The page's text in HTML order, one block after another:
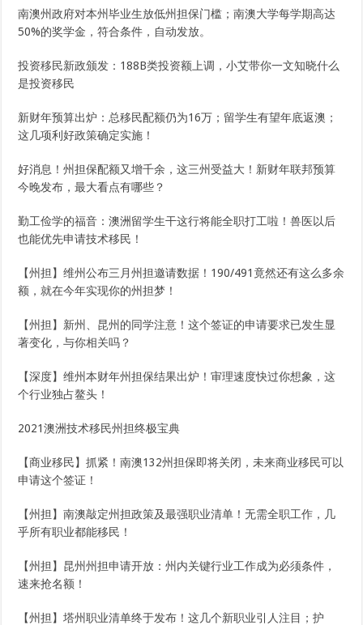
南澳州政府对本州毕业生放低州担保门槛；南澳大学每学期高达
50%的奖学金，符合条件，自动发放。
投资移民新政颁发：188B类投资额上调，小艾带你一文知晓什么
是投资移民
新财年预算出炉：总移民配额仍为16万；留学生有望年底返澳；
这几项利好政策确定实施！
好消息！州担保配额又增千余，这三州受益大！新财年联邦预算
今晚发布，最大看点有哪些？
勤工俭学的福音：澳洲留学生干这行将能全职打工啦！兽医以后
也能优先申请技术移民！
【州担】维州公布三月州担邀请数据！190/491竟然还有这么多余
额，就在今年实现你的州担梦！
【州担】新州、昆州的同学注意！这个签证的申请要求已发生显
著变化，与你相关吗？
【深度】维州本财年州担保结果出炉！审理速度快过你想象，这
个行业独占鳌头！
2021澳洲技术移民州担终极宝典
【商业移民】抓紧！南澳132州担保即将关闭，未来商业移民可以
申请这个签证！
【州担】南澳敲定州担政策及最强职业清单！无需全职工作，几
乎所有职业都能移民！
【州担】昆州州担申请开放：州内关键行业工作成为必须条件，
速来抢名额！
【州担】塔州职业清单终于发布！这几个新职业引人注目；护